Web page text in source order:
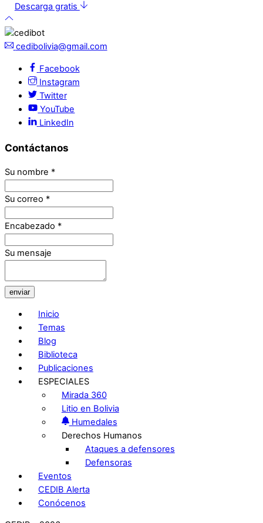
Descarga gratis
cedibolivia@gmail.com
Facebook
Instagram
Twitter
YouTube
LinkedIn
Contáctanos
Su nombre *
Su correo *
Encabezado *
Su mensaje
enviar
Inicio
Temas
Blog
Biblioteca
Publicaciones
ESPECIALES
Mirada 360
Litio en Bolivia
Humedales
Derechos Humanos
Ataques a defensores
Defensoras
Eventos
CEDIB Alerta
Conócenos